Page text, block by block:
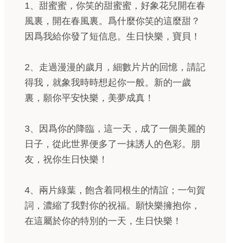
1、甜蜜蜜，你笑的甜蜜蜜，好象花兒開在春
風裏，開在春風裏。爲什麼你笑的這麼甜？
因爲我給你發了短信息。生日快樂，寶貝！
2、走過漫漫的歲月，細數片片的回憶，請記
得我，就象我時時想起你一般。新的一歲
裏，願你平安快樂，美夢成真！
3、因爲你的降臨，這一天，成了一個美麗的
日子，從此世界便多了一抹誘人的色彩。朋
友，祝你生日快樂！
4、兩片綠葉，飽含着同根生的情誼；一句賀
詞，濃縮了我對你的祝福。願快樂擁抱你，
在這屬於你的特別的一天，生日快樂！